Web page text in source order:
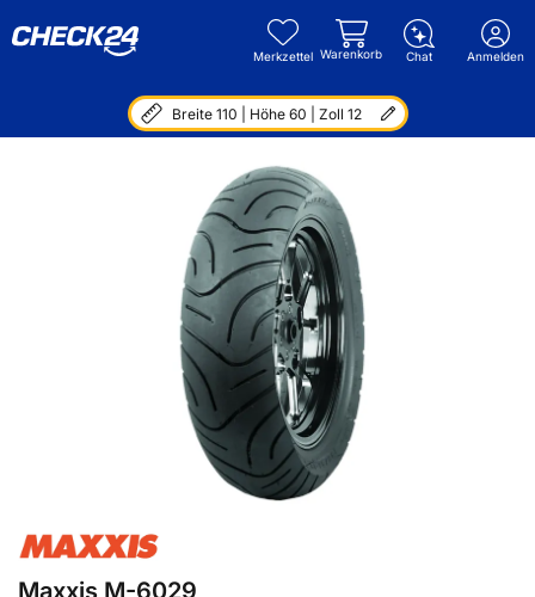
Merkzettel Warenkorb Chat Anmelden
Breite 110 | Höhe 60 | Zoll 12
Maxxis M-6029